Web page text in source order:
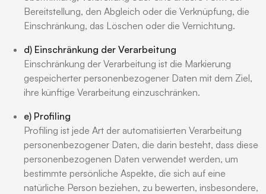
Bereitstellung, den Abgleich oder die Verknüpfung, die
Einschränkung, das Löschen oder die Vernichtung.
d) Einschränkung der Verarbeitung
Einschränkung der Verarbeitung ist die Markierung
gespeicherter personenbezogener Daten mit dem Ziel,
ihre künftige Verarbeitung einzuschränken.
e) Profiling
Profiling ist jede Art der automatisierten Verarbeitung
personenbezogener Daten, die darin besteht, dass diese
personenbezogenen Daten verwendet werden, um
bestimmte persönliche Aspekte, die sich auf eine
natürliche Person beziehen, zu bewerten, insbesondere,